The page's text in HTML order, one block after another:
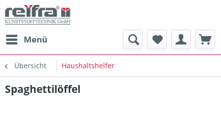
Menü
Übersicht Haushaltshelfer
Spaghettilöffel